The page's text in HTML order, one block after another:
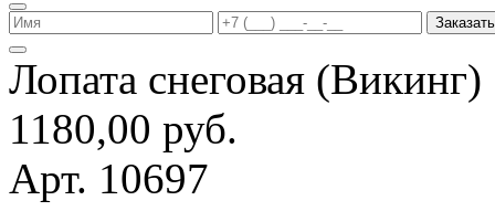
Заказать
Лопата снеговая
1180,00 руб.
Арт. 10697